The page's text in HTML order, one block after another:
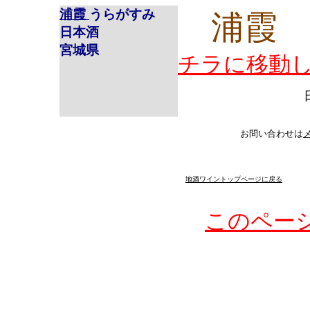
浦霞 うらがすみ
日本酒
宮城県
浦霞
チラに移動
日
お問い合わせは
地酒ワイントップページに戻る
このペー